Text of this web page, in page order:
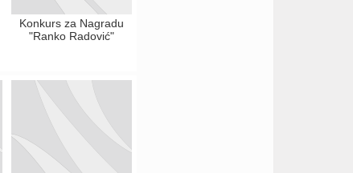
Konkurs za Nagradu
"Ranko Radović"